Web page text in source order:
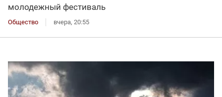
молодежный фестиваль
Общество вчера, 20:55